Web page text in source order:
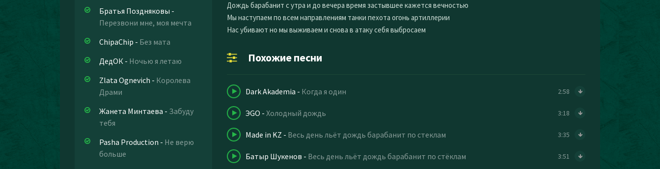
Братья Поздняковы -
Перезвони мне, моя мечта
ChipaChip - Без мата
ДедОК - Ночью я летаю
Zlata Ognevich - Королева
Драми
Жанета Минтаева - Забуду
тебя
Pasha Production - Не верю
больше
Дождь барабанит с утра и до вечера время застывшее кажется вечностью
Мы наступаем по всем направлениям танки пехота огонь артиллерии
Нас убивают но мы выживаем и снова в атаку себя выбросаем
Похожие песни
Dark Akademia - Когда я один 2:58
ЭGO - Холодный дождь 3:18
Made in KZ - Весь день льёт дождь барабанит по стеклам 3:35
Батыр Шукенов - Весь день льёт дождь барабанит по стёклам 3:51